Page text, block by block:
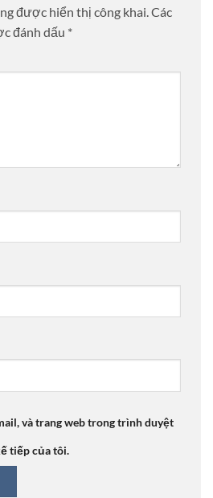
được hiển thị công khai.Các
đánh dấu *
và trang web trong trình duyệt
tiếp của tôi.